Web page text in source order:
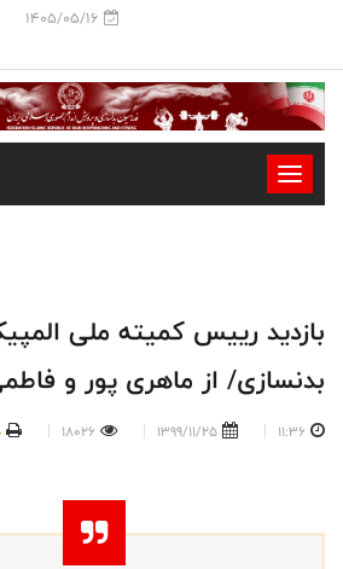
1405/05/16
-
-
-
بازدید رییس کمیته ملی
بدنسازی/ از ماهری پور و
11:36
1399/11/25
18026